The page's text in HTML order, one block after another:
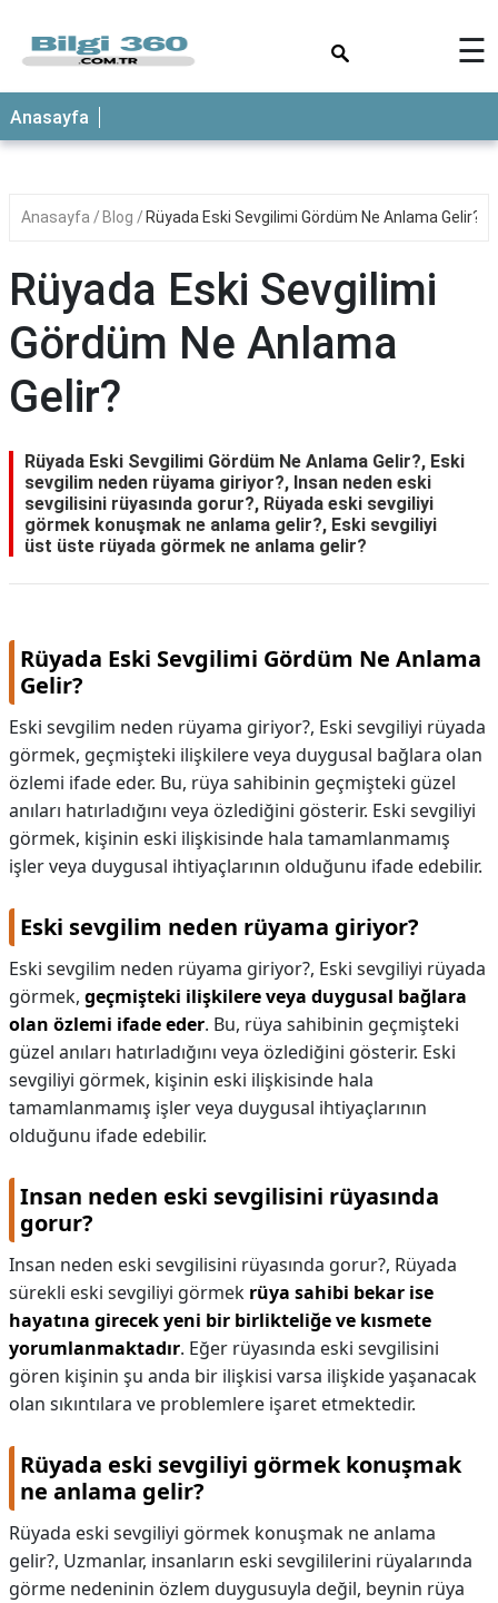
ANASAYFA
☰
Anasayfa
Anasayfa Blog Rüyada Eski Sevgilimi Gördüm Ne Anlama Gelir?
Rüyada Eski Sevgilimi
Gördüm Ne Anlama
Gelir?
Rüyada Eski Sevgilimi Gördüm Ne Anlama Gelir?, Eski
sevgilim neden rüyama giriyor?, Insan neden eski
sevgilisini rüyasında gorur?, Rüyada eski sevgiliyi
görmek konuşmak ne anlama gelir?, Eski sevgiliyi
üst üste rüyada görmek ne anlama gelir?
Rüyada Eski Sevgilimi Gördüm Ne Anlama
Gelir?
Eski sevgilim neden rüyama giriyor?, Eski sevgiliyi rüyada
görmek, geçmişteki ilişkilere veya duygusal bağlara olan
özlemi ifade eder. Bu, rüya sahibinin geçmişteki güzel
anıları hatırladığını veya özlediğini gösterir. Eski sevgiliyi
görmek, kişinin eski ilişkisinde hala tamamlanmamış
işler veya duygusal ihtiyaçlarının olduğunu ifade edebilir.
Eski sevgilim neden rüyama giriyor?
Eski sevgilim neden rüyama giriyor?, Eski sevgiliyi rüyada
görmek, geçmişteki ilişkilere veya duygusal bağlara
olan özlemi ifade eder. Bu, rüya sahibinin geçmişteki
güzel anıları hatırladığını veya özlediğini gösterir. Eski
sevgiliyi görmek, kişinin eski ilişkisinde hala
tamamlanmamış işler veya duygusal ihtiyaçlarının
olduğunu ifade edebilir.
Insan neden eski sevgilisini rüyasında
gorur?
Insan neden eski sevgilisini rüyasında gorur?, Rüyada
sürekli eski sevgiliyi görmek rüya sahibi bekar ise
hayatına girecek yeni bir birlikteliğe ve kısmete
yorumlanmaktadır. Eğer rüyasında eski sevgilisini
gören kişinin şu anda bir ilişkisi varsa ilişkide yaşanacak
olan sıkıntılara ve problemlere işaret etmektedir.
Rüyada eski sevgiliyi görmek konuşmak
ne anlama gelir?
Rüyada eski sevgiliyi görmek konuşmak ne anlama
gelir?, Uzmanlar, insanların eski sevgililerini rüyalarında
görme nedeninin özlem duygusuyla değil, beynin rüya